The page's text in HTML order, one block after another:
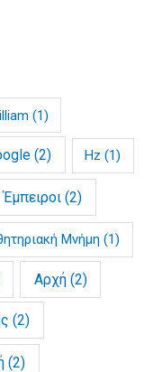
(1)
(2) Hz (1)
Έμπειροι (2)
Μνήμη (1)
Αρχή(2)
(2)
(2)